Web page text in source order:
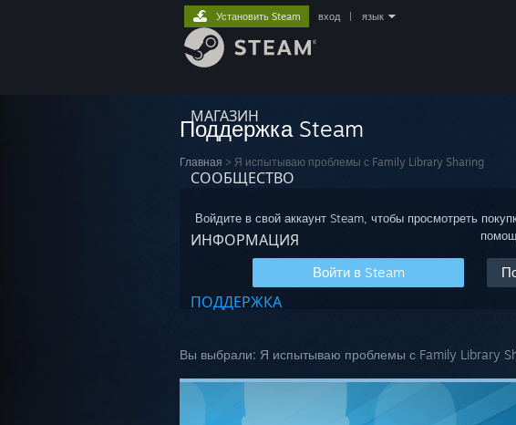
МАГАЗИН
СООБЩЕСТВО
ИНФОРМАЦИЯ
ПОДДЕРЖКА
Установить Steam вход язык
Поддержка Steam
Главная > Я испытываю проблемы с Family Library Sharing
Войдите в свой аккаунт Steam, чтобы просмотреть
Войти в Steam
Вы выбрали: Я испытываю проблемы с Family Library